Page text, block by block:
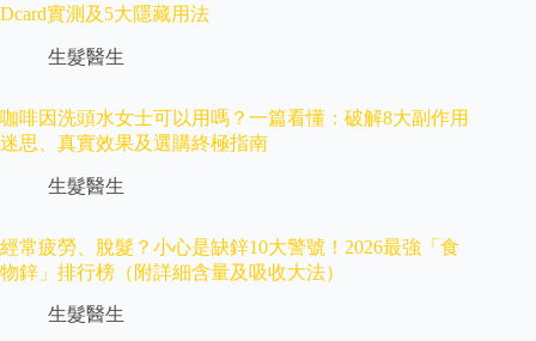
Dcard實測及5大隱藏用法
生髮醫生
咖啡因洗頭水女士可以用嗎？一篇看懂：破解8大副作用
迷思、真實效果及選購終極指南
生髮醫生
經常疲勞、脫髮？小心是缺鋅10大警號！2026最強「食
物鋅」排行榜（附詳細含量及吸收大法）
生髮醫生